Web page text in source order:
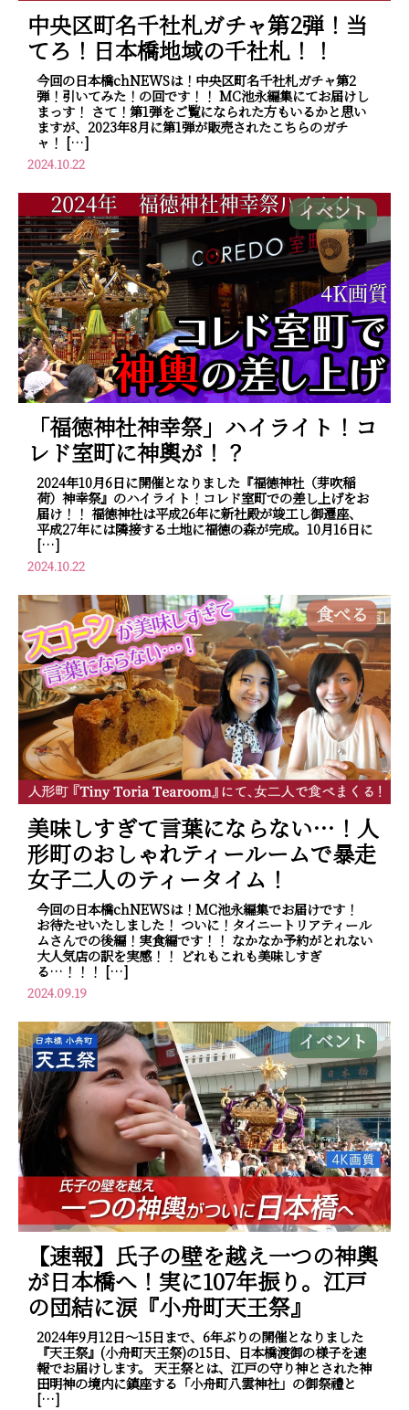
中央区町名千社札ガチャ第2弾！当
てろ！日本橋地域の千社札！！
今回の日本橋chNEWSは！中央区町名千社札ガチャ第2
弾！引いてみた！の回です！！ MC池永編集にてお届けし
まっす！ さて！第1弾をご覧になられた方もいるかと思い
ますが、2023年8月に第1弾が販売されたこちらのガチ
ャ！ […]
2024.10.22
イベント
「福徳神社神幸祭」ハイライト！コ
レド室町に神輿が！？
2024年10月6日に開催となりました『福徳神社（芽吹稲
荷）神幸祭』のハイライト！コレド室町での差し上げをお
届け！！ 福徳神社は平成26年に新社殿が竣工し御遷座、
平成27年には隣接する土地に福徳の森が完成。10月16日に
[…]
2024.10.22
食べる
美味しすぎて言葉にならない…！人
形町のおしゃれティールームで暴走
女子二人のティータイム！
今回の日本橋chNEWSは！MC池永編集でお届けです！
お待たせいたしました！ ついに！タイニートリアティール
ムさんでの後編！実食編です！！ なかなか予約がとれない
大人気店の訳を実感！！ どれもこれも美味しすぎ
る…！！！ […]
2024.09.19
イベント
【速報】氏子の壁を越え一つの神輿
が日本橋へ！実に107年振り。江戸
の団結に涙『小舟町天王祭』
2024年9月12日～15日まで、6年ぶりの開催となりました
『天王祭』(小舟町天王祭)の15日、日本橋渡御の様子を速
報でお届けします。 天王祭とは、江戸の守り神とされた神
田明神の境内に鎮座する「小舟町八雲神社」の御祭禮と
[…]